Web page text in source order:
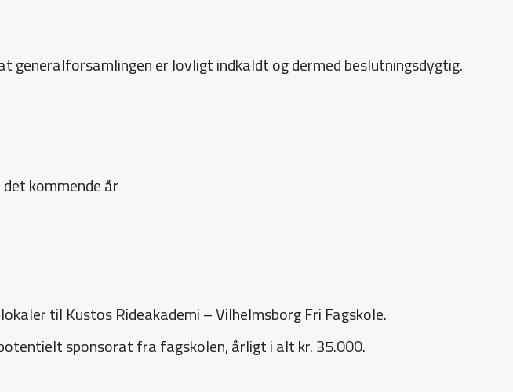
er lovligt indkaldt og dermed beslutningsdygtig.
kommende år
til Kustos Rideakademi – Vilhelmsborg Fri Fagskole.
sponsorat fra fagskolen, årligt i alt kr. 35.000.